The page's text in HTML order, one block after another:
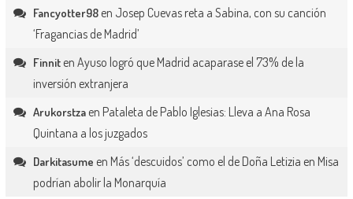
Fancyotter98en Josep Cuevas reta a Sabina, con su canción
‘Fragancias de Madrid’
Finniten Ayuso logró que Madrid acaparase el 73% de la
inversión extranjera
Arukorstzaen Pataleta de Pablo Iglesias: Lleva a Ana Rosa
Quintana a los juzgados
Darkitasume en Más ‘descuidos’ como el de Doña Letizia en Misa
podrían abolir la Monarquía